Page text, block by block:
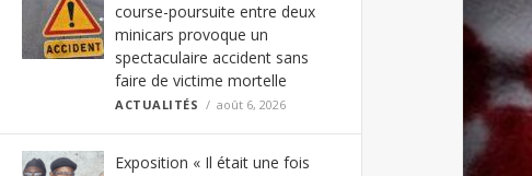
course-poursuite entre deux
minicars provoque un
spectaculaire accident sans
faire de victime mortelle
ACTUALITÉS août 6, 2026
Exposition « Il était une fois